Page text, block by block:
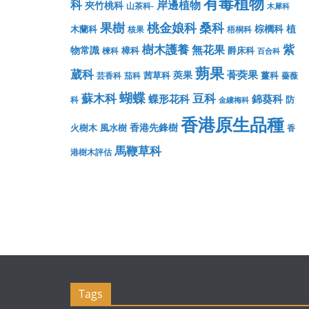
科 夾竹桃科 山茶科- 岸邊植物 木犀科
木蘭科 果樹 核果 桃金娘科桑科 梧桐科 棕櫚科 植
物常識 楝科 樟科 樹木護養無花果 爵床科 百合科 紫
葳科 芸香科 茄科 茜草科 莢果 蒴果蓇葖果 薑科 薔薇
科 蘇木科蝴蝶蝶形花科豆科 金縷梅科 錦葵科 防
火樹木 風水樹 香港先鋒樹 香港原生品種 香
港樹木評估 馬鞭草科
Tags